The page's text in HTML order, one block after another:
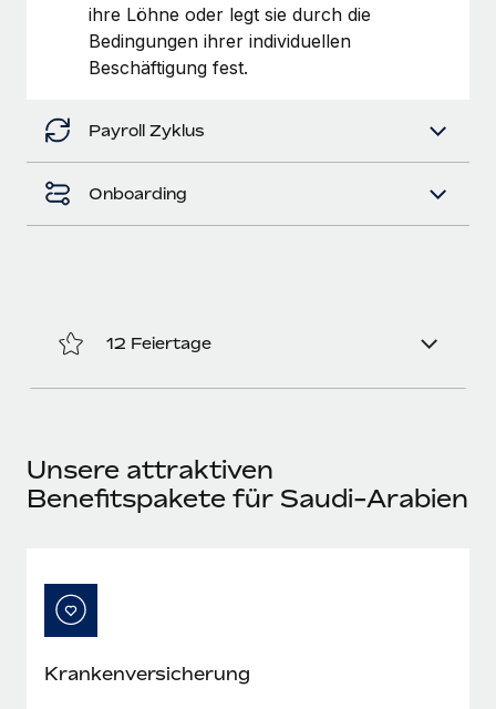
Mehr erfahren
mit Remote verwaltet
Wachstumsberatung für mobile Apps. Das...
Mehr erfahren
ihre Löhne oder legt sie durch die
Bedingungen ihrer individuellen
Beschäftigung fest.
Payroll Zyklus
Onboarding
12 Feiertage
Unsere attraktiven
Benefitspakete für Saudi-Arabien
Krankenversicherung